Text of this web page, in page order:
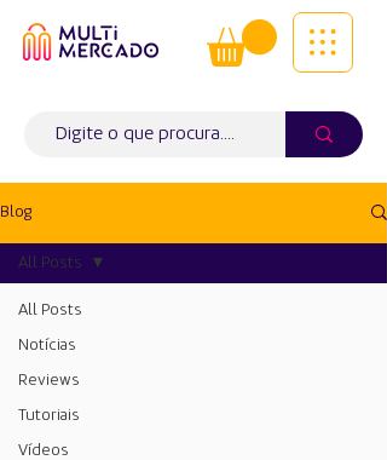
Tudo num só lugar! | Entregas ao
domicílio
Blog
All Posts
Notícias
Reviews
Tutoriais
Vídeos
All Posts